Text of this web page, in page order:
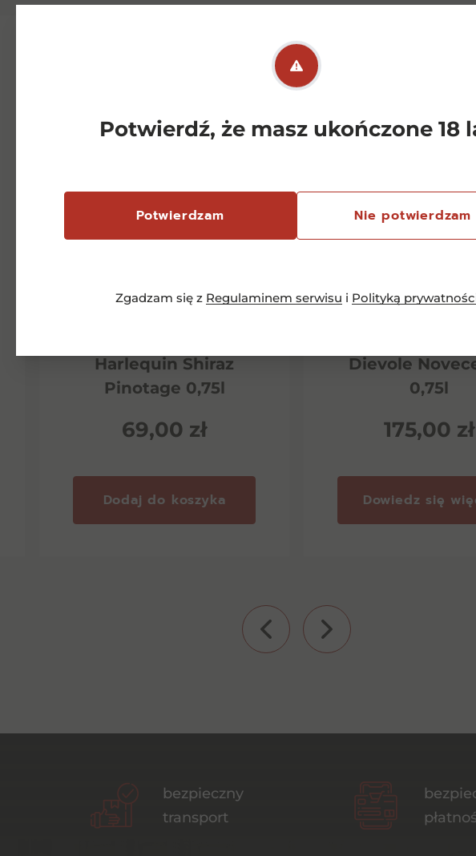
Potwierdź, że masz ukończone 18
Potwierdzam Nie potwierdzam
Zgadzam się z Regulaminem serwisu i Polityką
Harlequin Shiraz
Pinotage 0,75l
69,00 zł
Dodaj do koszyka
Dievole
0,75l
175,00 zł
Dowiedz się
bezpieczny
transport